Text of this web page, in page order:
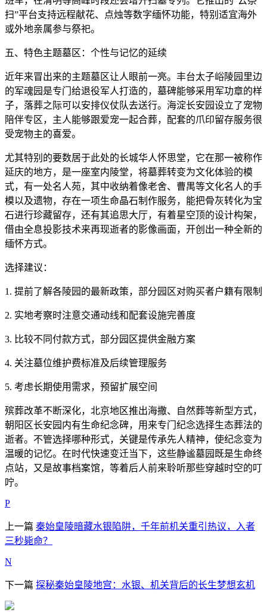
扫”平台支持远程献花、点烛等数字缅怀功能，特别适宜海外
或外地亲属参与祭祀。
五、特色主题墓区：个性与记忆的延续
近年来冒出来的主题墓区让人眼前一亮。丰台太子峪陵园里边
的军魂园是专门给退役军人打造的，墓碑能够采用军功章的样
子，落葬之际可以安排仪仗队去送行。海淀长安园设立了宠物
陪伴专区，主人能够跟爱宠一起合葬，配套的爪印留存服务很
受宠物主的喜爱。
尤其特别的要数居于此处的长城华人怀思堂，它在那一被称作
延庆的地方，是一座室内陵堂，将墓葬转变为文化体验的模
式，有一处名人苑，其中收纳着像老舍、曹禺等文化名人的手
模以及遗物，存在一项生命晶石制作服务，能把骨灰转化为宝
石进行珍藏留存，还有其追思大厅，有着星空顶的设计构架，
借由全息投影技术来再现逝者的影像画面，开创出一种全新的
缅怀方式。
选择建议：
1. 提前了解各陵园的最新政策，部分园区对购买者户籍有限制
2. 实地考察时注意交通动线和配套设施完善度
3. 比较不同付款方式，部分园区提供金融方案
4. 关注墓位维护费标准及后续管理服务
5. 考虑长期使用需求，预留扩展空间
殡葬改革不断深化，北京地区推出海撒、自然葬等新型方式，
朝阳区长安园内有生命纪念碑，用来专门纪念选择生态葬法的
逝者。不管选择哪种形式，关键是传承先人精神，使纪念变为
温暖的记忆。在时代快速变迁当下，这些静谧墓园既是生命终
点站，又是故事档案馆，等着后人前来聆听那些穿越时空的叮
咛。
P
上一篇 秦始皇陵暗藏水银陷阱，千年前机关重引热议，入者
三秒毙命？
N
下一篇 探秘秦始皇陵地宫：水银、机关背后的长生梦想玄机